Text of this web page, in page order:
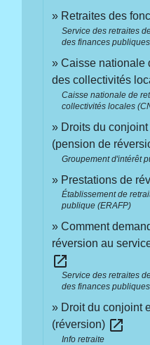
Retraites des
Service des retraites
des finances publiques
Caisse nationale
des collectivités
Caisse nationale de
collectivités locales
Droits du
(pension de
Groupement d'intérêt
Prestations de
Établissement de
publique (ERAFP)
Comment
réversion au
open_in_new
Service des retraites
des finances publiques
Droit du conjoint
(réversion) open_in_new
Info retraite